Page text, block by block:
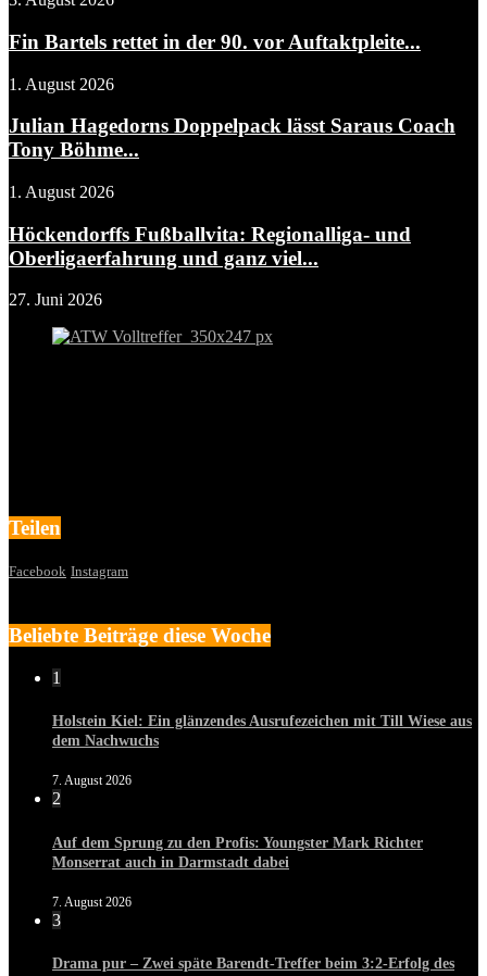
Fin Bartels rettet in der 90. vor Auftaktpleite...
1. August 2026
Julian Hagedorns Doppelpack lässt Saraus Coach
Tony Böhme...
1. August 2026
Höckendorffs Fußballvita: Regionalliga- und
Oberligaerfahrung und ganz viel...
27. Juni 2026
Teilen
Facebook Instagram
Beliebte Beiträge diese Woche
1
Holstein Kiel: Ein glänzendes Ausrufezeichen mit Till Wiese aus
dem Nachwuchs
7. August 2026
2
Auf dem Sprung zu den Profis: Youngster Mark Richter
Monserrat auch in Darmstadt dabei
7. August 2026
3
Drama pur – Zwei späte Barendt-Treffer beim 3:2-Erfolg des